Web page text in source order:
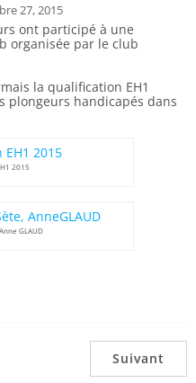
27, 2015
ont participé à une
organisée par le club
la qualification EH1
plongeurs handicapés dans
2015
GLAUD
Suivant